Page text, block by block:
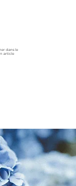
dans le
article